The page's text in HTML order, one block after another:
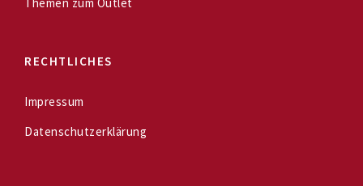
RECHTLICHES
Impressum
Datenschutzerklärung